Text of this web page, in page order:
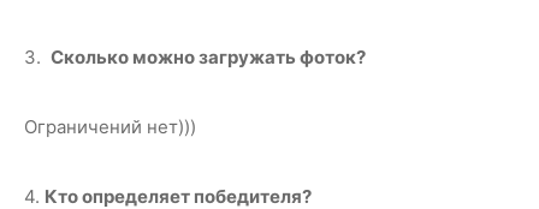
3. Сколько можно загружать фоток?
Ограничений нет)))
4. Кто определяет победителя?